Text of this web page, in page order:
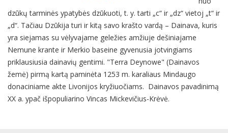
dzūkų tarminės ypatybės dzūkuoti, t. y. tarti „c“ ir „dz“ vietoj „t“ ir
„d“. Tačiau Dzūkija turi ir kitą savo krašto vardą – Dainava, kuris
yra siejamas su vėlyvajame geležies amžiuje dešiniajame
Nemune krante ir Merkio baseine gyvenusia jotvingiams
priklausiusia dainavių gentimi. "Terra Deynowe" (Dainavos
žemė) pirmą kartą paminėta 1253 m. karaliaus Mindaugo
donaciniame akte Livonijos kryžiuočiams. Dainavos pavadinimą
XX a. ypač išpopuliarino Vincas Mickevičius-Krėvė.